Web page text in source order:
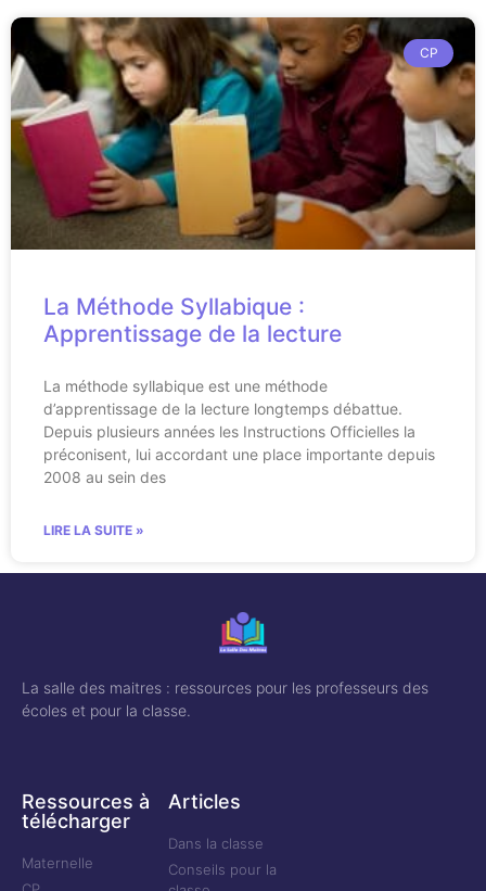
CP
La Méthode Syllabique :
Apprentissage de la lecture
La méthode syllabique est une méthode
d’apprentissage de la lecture longtemps débattue.
Depuis plusieurs années les Instructions Officielles la
préconisent, lui accordant une place importante depuis
2008 au sein des
LIRE LA SUITE »
La salle des maitres : ressources pour les professeurs des
écoles et pour la classe.
Ressources à
télécharger
Maternelle
Articles
Dans la classe
Conseils pour la